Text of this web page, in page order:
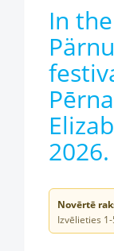
In
Novērtē
Izvēlieties